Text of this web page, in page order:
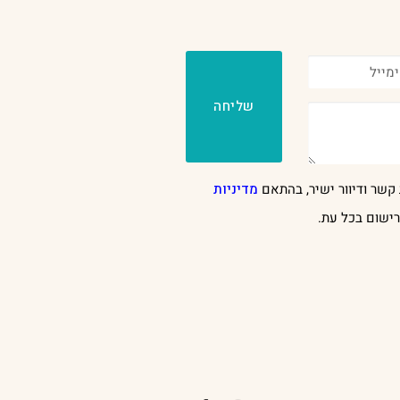
ודיוור ישיר, בהתאם מדיניות
בכל עת.
שליחה